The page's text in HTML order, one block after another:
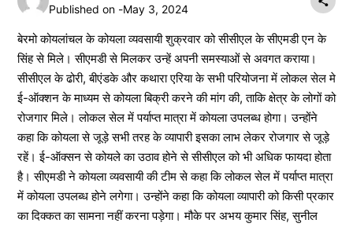
Published on -May 3, 2024
बेरमो कोयलांचल के कोयला व्यवसायी शुक्रवार को सीसीएल के सीएमडी एन के
सिंह से मिले। सीएमडी से मिलकर उन्हें अपनी समस्याओं से अवगत कराया।
सीसीएल के ढोरी, बीएंडके और कथारा एरिया के सभी परियोजना में लोकल सेल मे
ई-ऑक्शन के माध्यम से कोयला बिक्री करने की मांग की, ताकि क्षेत्र के लोगों को
रोजगार मिले। लोकल सेल में पर्याप्त मात्रा में कोयला उपलब्ध होगा। उन्होंने
कहा कि कोयला से जूड़े सभी तरह के व्यापारी इसका लाभ लेकर रोजगार से जूड़े
रहें। ई-ऑक्सन से कोयले का उठाव होने से सीसीएल को भी अधिक फायदा होता
है। सीएमडी ने कोयला व्यवसायी की टीम से कहा कि लोकल सेल में पर्याप्त मात्रा
में कोयला उपलब्ध होने लगेगा। उन्होंने कहा कि कोयला व्यापारी को किसी प्रकार
का दिक्कत का सामना नहीं करना पड़ेगा। मौके पर अभय कुमार सिंह, सुनील